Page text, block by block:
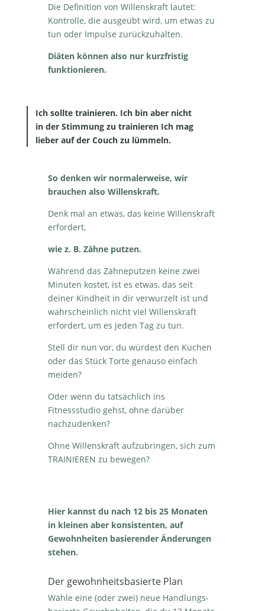
Die Definition von Willenskraft lautet:
Kontrolle, die ausgeübt wird, um etwas zu
tun oder Impulse zurückzuhalten.
Diäten können also nur kurzfristig
funktionieren.
Ich sollte trainieren. Ich bin aber nicht
in der Stimmung zu trainieren Ich mag
lieber auf der Couch zu lümmeln.
So denken wir normalerweise, wir
brauchen also Willenskraft.
Denk mal an etwas, das keine Willenskraft
erfordert,
wie z. B. Zähne putzen.
Während das Zähneputzen keine zwei
Minuten kostet, ist es etwas, das seit
deiner Kindheit in dir verwurzelt ist und
wahrscheinlich nicht viel Willenskraft
erfordert, um es jeden Tag zu tun.
Stell dir nun vor, du würdest den Kuchen
oder das Stück Torte genauso einfach
meiden?
Oder wenn du tatsächlich ins
Fitnessstudio gehst, ohne darüber
nachzudenken?
Ohne Willenskraft aufzubringen, sich zum
TRAINIEREN zu bewegen?
Hier kannst du nach 12 bis 25 Monaten
in kleinen aber konsistenten, auf
Gewohnheiten basierender Änderungen
stehen.
Der gewohnheitsbasierte Plan
Wähle eine (oder zwei) neue Handlungs-